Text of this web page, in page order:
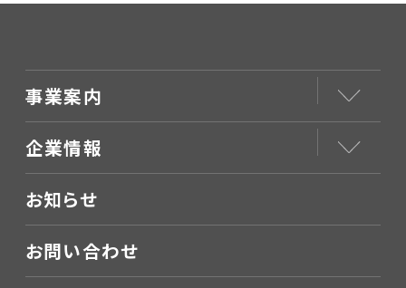
事業案内
企業情報
お知らせ
お問い合わせ